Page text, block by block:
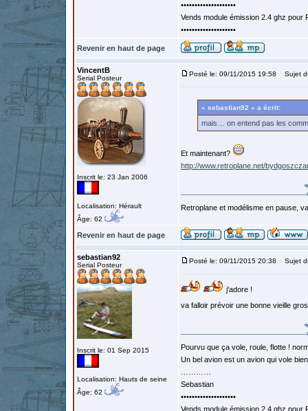
••••••••••••••••••••
Vends module émission 2.4 ghz
••••••••••••••••••••
Revenir en haut de page
VincentB
Serial Posteur
Inscrit le: 23 Jan 2006
Localisation: Hérault
Âge: 62
Posté le: 09/11/2015 19:58 Sujet
« sebastian92 » a écrit:
mais… on entend pas les
Et maintenant?
http://www.retroplane.net/
Retroplane et modélisme en pause,
Revenir en haut de page
sebastian92
Serial Posteur
Inscrit le: 01 Sep 2015
Localisation: Hauts de seine
Âge: 62
Posté le: 09/11/2015 20:38 Sujet
j'adore !
va falloir prévoir une bonne vieille
Pourvu que ça vole, roule, flotte !
Un bel avion est un avion qui vole
Sebastian
••••••••••••••••••••
Vends module émission 2.4 ghz